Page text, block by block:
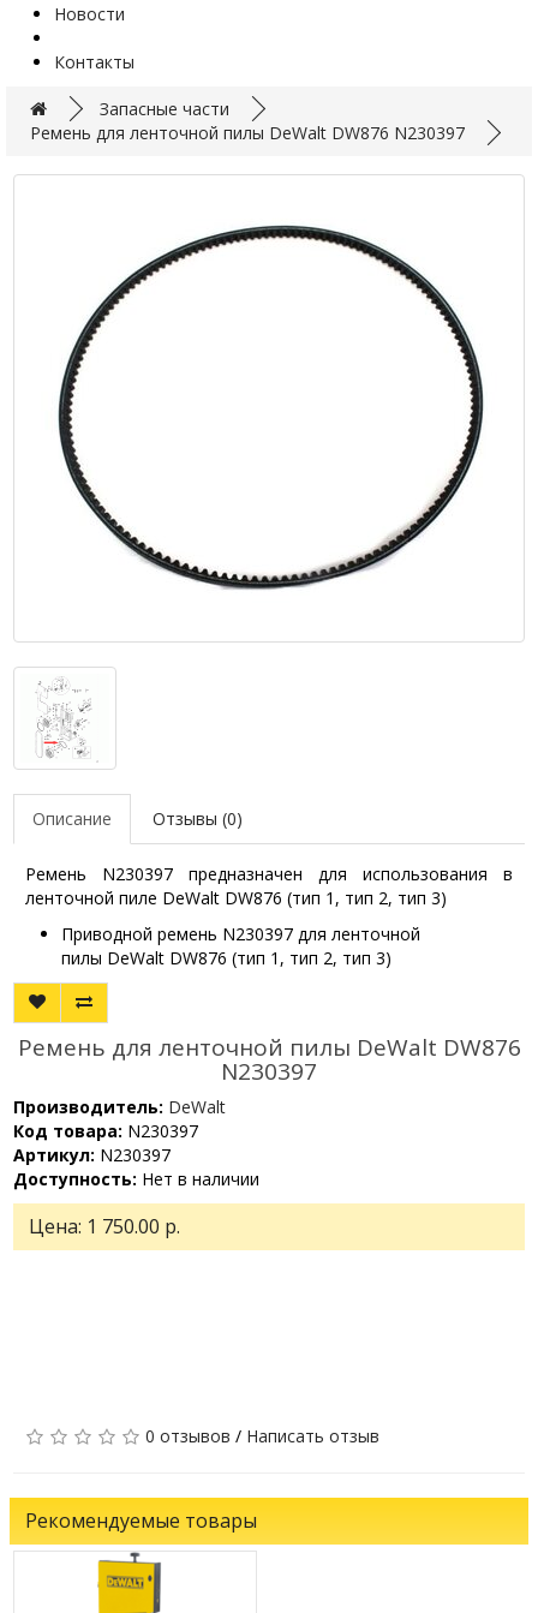
Новости
Контакты
Запасные части
Ремень для ленточной пилы DeWalt DW876 N230397
Описание Отзывы (0)
Ремень N230397 предназначен для использования в
ленточной пиле DeWalt DW876 (тип 1, тип 2, тип 3)
Приводной ремень N230397 для ленточной
пилы DeWalt DW876 (тип 1, тип 2, тип 3)
Ремень для ленточной пилы DeWalt DW876
N230397
Производитель: DeWalt
Код товара: N230397
Артикул: N230397
Доступность: Нет в наличии
Цена: 1 750.00 р.
0 отзывов / Написать отзыв
Рекомендуемые товары